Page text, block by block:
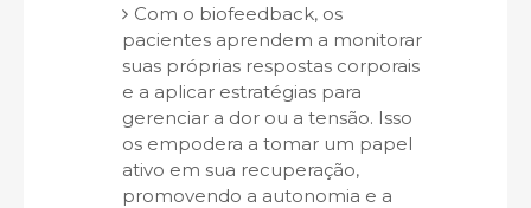
Com o biofeedback, os
pacientes aprendem a monitorar
suas próprias respostas corporais
e a aplicar estratégias para
gerenciar a dor ou a tensão. Isso
os empodera a tomar um papel
ativo em sua recuperação,
promovendo a autonomia e a